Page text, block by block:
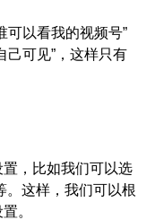
可以看我的视频号”
己可见”，这样只有
，比如我们可以选
。这样，我们可以根
。